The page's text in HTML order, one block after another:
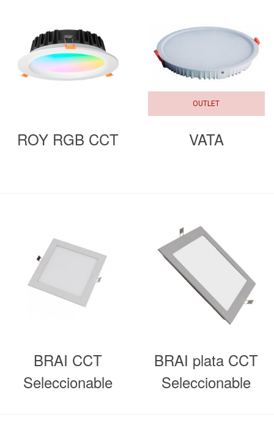
ROY RGB CCT
OUTLET
VATA
BRAI CCT
Seleccionable
BRAI plata CCT
Seleccionable